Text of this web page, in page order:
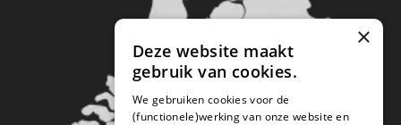
×
Deze website maakt
gebruik van cookies.
We gebruiken cookies voor de
(functionele)werking van onze website en